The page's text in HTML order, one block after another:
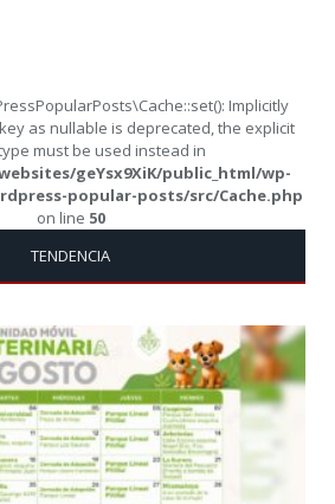
Implicitly
as nullable is deprecated, the explicit
must be used instead in
geYsx9XiK/public_html/wp-
popular-posts/src/Cache.php
on line 50
TENDENCIA